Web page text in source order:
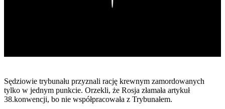
Sędziowie trybunału przyznali rację krewnym zamordowanych
tylko w jednym punkcie. Orzekli, że Rosja złamała artykuł
38.konwencji, bo nie współpracowała z Trybunałem.